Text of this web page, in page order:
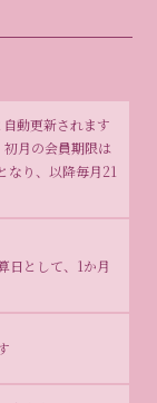
動更新されます
月の会員期限は
なり、以降毎月21
日として、1か月